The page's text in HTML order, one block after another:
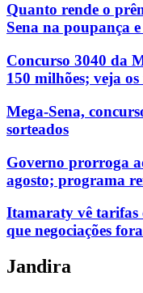
Quanto rende o
Sena na poupança
Concurso 3040 da
150 milhões; veja
Mega-Sena,
sorteados
Governo prorroga
agosto; programa
Itamaraty vê tarifas
que negociações
Jandira